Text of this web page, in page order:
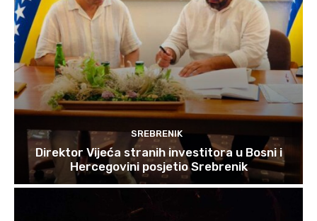
SREBRENIK
Direktor Vijeća stranih investitora u Bosni i
Hercegovini posjetio Srebrenik